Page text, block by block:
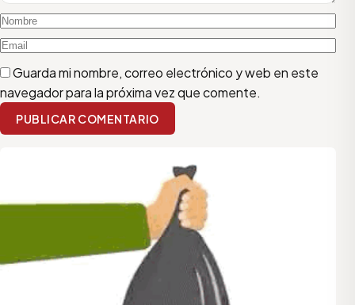
Guarda mi nombre, correo electrónico y web en este
navegador para la próxima vez que comente.
PUBLICAR COMENTARIO